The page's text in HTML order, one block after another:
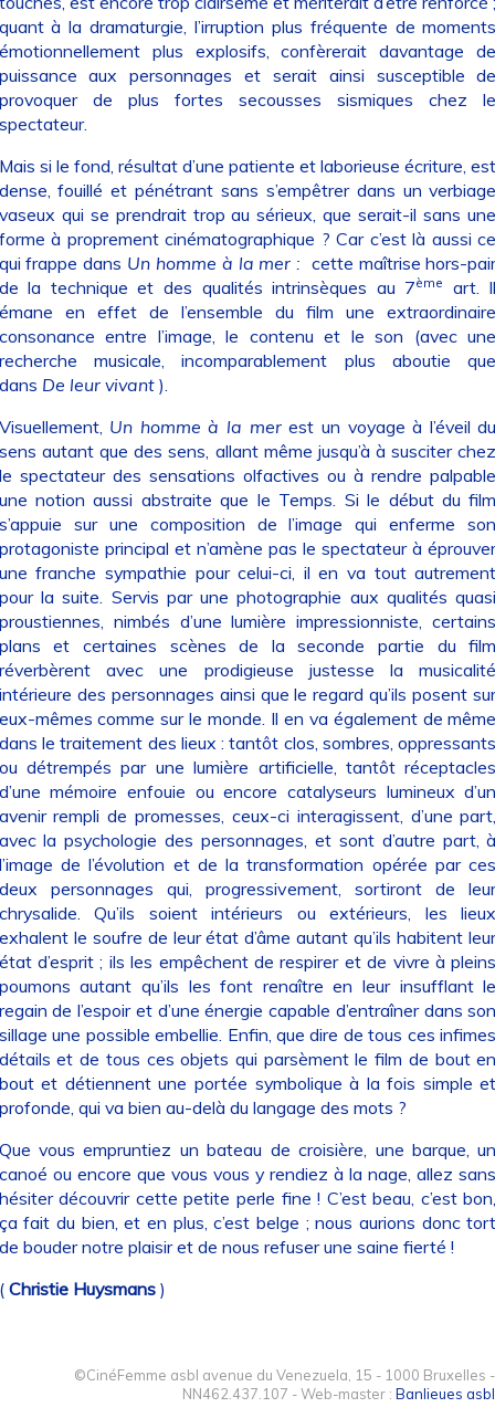
à la dramaturgie, l’irruption plus fréquente de
plus explosifs, confèrerait davantage
aux personnages et serait ainsi susceptible
de plus fortes secousses sismiques chez
si le fond, résultat d’une patiente et laborieuse écriture,
fouillé et pénétrant sans s’empêtrer dans un
qui se prendrait trop au sérieux, que serait-il sans
à proprement cinématographique ? Car c’est là aussi
frappe dans Un homme à la mer : cette maîtrise hors-
la technique et des qualités intrinsèques au 7ème
art.
en effet de l’ensemble du film une
entre l’image, le contenu et le son (avec
musicale, incomparablement plus aboutie
De leur vivant).
Un homme à la merest un voyage à l’éveil
autant que des sens, allant même jusqu’à à susciter
spectateur des sensations olfactives ou à rendre
notion aussi abstraite que le Temps. Si le début du
sur une composition de l’image qui enferme
principal et n’amène pas le spectateur à
franche sympathie pour celui-ci, il en va tout
la suite. Servis par une photographie aux qualités
nimbés d’une lumière impressionniste,
et certaines scènes de la seconde partie du
avec une prodigieuse justesse la
des personnages ainsi que le regard qu’ils posent
mêmes comme sur le monde. Il en va également de
le traitement des lieux : tantôt clos, sombres,
détrempés par une lumière artificielle, tantôt
mémoire enfouie ou encore catalyseurs lumineux
rempli de promesses, ceux-ci interagissent, d’une
la psychologie des personnages, et sont d’autre part,
de l’évolution et de la transformation opérée par
personnages qui, progressivement, sortiront de
Qu’ils soient intérieurs ou extérieurs, les
le soufre de leur état d’âme autant qu’ils habitent
d’esprit ; ils les empêchent de respirer et de vivre à
autant qu’ils les font renaître en leur insufflant
de l’espoir et d’une énergie capable d’entraîner dans
une possible embellie. Enfin, que dire de tous ces
et de tous ces objets qui parsèment le film de bout
et détiennent une portée symbolique à la fois simple
qui va bien au-delà du langage des mots ?
vous empruntiez un bateau de croisière, une barque,
ou encore que vous vous y rendiez à la nage, allez
découvrir cette petite perle fine ! C’est beau, c’est
fait du bien, et en plus, c’est belge ; nous aurions donc
bouder notre plaisir et de nous refuser une saine fierté !
Christie Huysmans)
©CinéFemme asbl avenue du Venezuela, 15 - 1000 Bruxelles -
NN462.437.107 - Web-master : Banlieues asbl